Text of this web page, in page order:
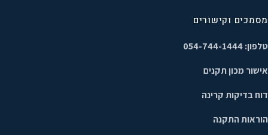
מסמכים וקישורים
טלפון: 054-744-1444
אישור מכון תקנים
דוח בדיקות קרינה
הוראות התקנה